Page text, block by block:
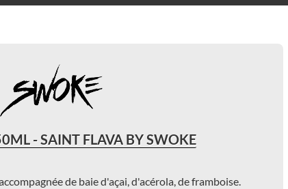
- SAINT FLAVA BY SWOKE
de baie d'açai, d'acérola, deframboise.